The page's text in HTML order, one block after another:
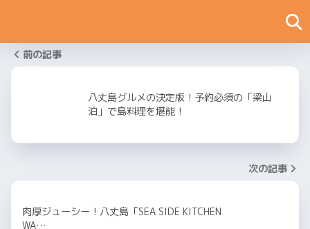
前の記事
八丈島グルメの決定版！予約必須の「梁山
泊」で島料理を堪能！
次の記事
肉厚ジューシー！八丈島「SEA SIDE KITCHEN
WA…